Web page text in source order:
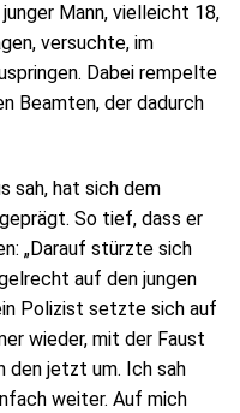
Mann, vielleicht 18,
versuchte, im
Dabei rempelte
Beamten, der dadurch
sah, hat sich dem
So tief, dass er
„Darauf stürzte sich
auf den jungen
Polizist setzte sich auf
wieder, mit der Faust
den jetzt um. Ich sah
weiter. Auf mich